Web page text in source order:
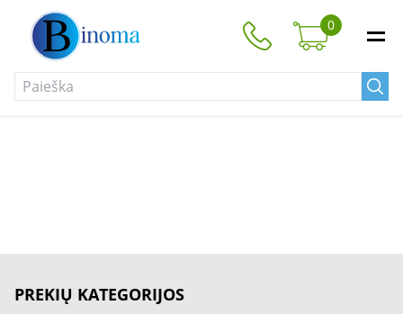
0
PREKIŲ KATEGORIJOS